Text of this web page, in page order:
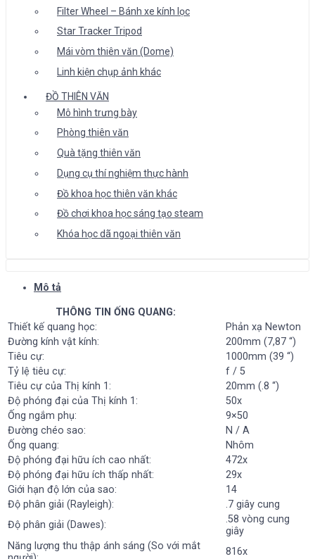
Filter Wheel – Bánh xe kính lọc
Star Tracker Tripod
Mái vòm thiên văn (Dome)
Linh kiện chụp ảnh khác
ĐỒ THIÊN VĂN
Mô hình trưng bày
Phòng thiên văn
Quà tặng thiên văn
Dụng cụ thí nghiệm thực hành
Đồ khoa học thiên văn khác
Đồ chơi khoa học sáng tạo steam
Khóa học dã ngoại thiên văn
Mô tả
THÔNG TIN ỐNG QUANG:
Thiết kế quang học:
Phản xạ Newton
Đường kính vật kính:
200mm (7,87 “)
Tiêu cự:
1000mm (39 “)
Tỷ lệ tiêu cự:
f / 5
Tiêu cự của Thị kính 1:
20mm (.8 “)
Độ phóng đại của Thị kính 1:
50x
Ống ngắm phụ:
9×50
Đường chéo sao:
N / A
Ống quang:
Nhôm
Độ phóng đại hữu ích cao nhất:
472x
Độ phóng đại hữu ích thấp nhất:
29x
Giới hạn độ lớn của sao:
14
Độ phân giải (Rayleigh):
.7 giây cung
Độ phân giải (Dawes):
.58 vòng cung
giây
Năng lượng thu thập ánh sáng (So với mắt
816x